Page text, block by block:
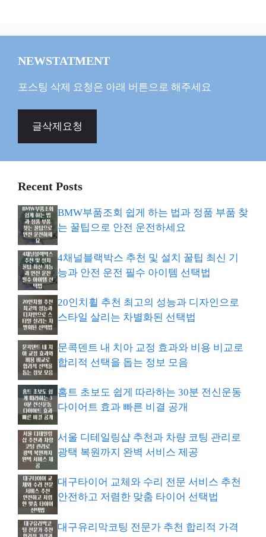
NEWSTATMENT
포스팅 삭제 요청은 아래 버튼으로 해주세요
글삭제요청
Recent Posts
BMW부품조회 쉽게 하는 법과 정품 부품 찾
는 꿀팁으로 안전 운전하세요
4채널블랙박스 추천 및 설치 꿀팁 최신 기
능과 안전 운전 필수 아이템 선택법
20인치휠 추천 최고의 성능과 디자인으로
스타일 살리는 차별화된 선택법
문콕덴트 내 치아 교정 효과와 비용 비교로
합리적 선택을 돕는 정보 모음
홈트 초보도 쉽게 따라하는 30분 전신운동
다이어트 효과 빠른 비결 공개
서울 디테일링샵 추천과 차량 코팅 관리로
광택 복원까지 완벽 서비스 제공
대구타이어 교체와 수리 전문 서비스 추천
안전하고 저렴한 맞춤 타이어 선택법
대구유리막코팅 전문가 추천 합리적 가격